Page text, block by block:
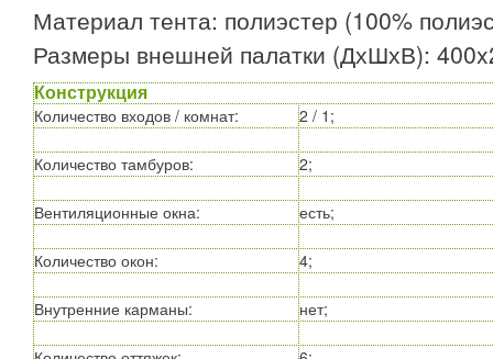
Материал тента: полиэстер (100%
Размеры внешней палатки (ДхШхВ):
Конструкция
Количество входов / комнат: 2 / 1;
Количество тамбуров: 2;
Вентиляционные окна: есть;
Количество окон: 4;
Внутренние карманы: нет;